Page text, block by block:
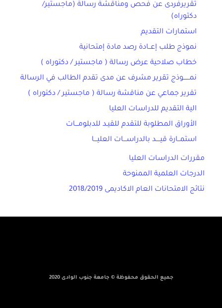
تقريرفردى عن فحص ومناقشة رسالة (ماجستير/
دكتوراه)
استمارات التقديم
نموذج طلب إعــادة رصد مادة إمتحانية
خطاب صلاحية عرض رسالة ( ماجستير / دكتوراه )
نمــــــوذج تقرير مشرف عن مدى تقدم الطالب في الرسالة
تقرير جماعي عن مناقشة رسالة ( ماجستير / دكتوراه )
الية التقديم للدراسات العليا
الأوراق المطلوبة للتقدم للقيـد للدبلومـــات
استمــارة قيــــد بالدراســـات العليـــا
مقررات الدراسات العليا
الدرجات العلمية الممنوحة
نتائج الامتحانات العام الاكاديمى 2018/2019
جميع الحقوق محفوظة © جامعة جنوب الوادى 2020